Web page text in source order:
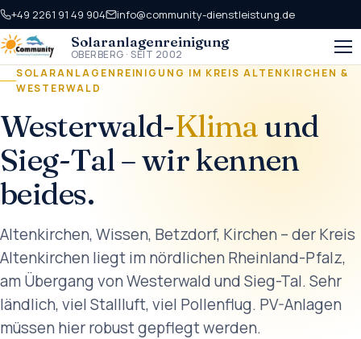
+49 2261 91 49 904 info@community-dienstleistung.de
Solaranlagen­reinigung
OBERBERG · SEIT 2002
SOLARANLAGENREINIGUNG IM KREIS ALTENKIRCHEN &
WESTERWALD
Westerwald-Klimaund
Sieg-Tal – wir kennen
beides.
Altenkirchen, Wissen, Betzdorf, Kirchen – der Kreis
Altenkirchen liegt im nördlichen Rheinland-Pfalz,
am Übergang von Westerwald und Sieg-Tal. Sehr
ländlich, viel Stallluft, viel Pollenflug. PV-Anlagen
müssen hier robust gepflegt werden.